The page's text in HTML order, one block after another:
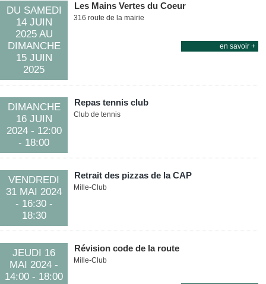
Les Mains Vertes du Coeur
DU SAMEDI
14 JUIN
2025 AU
DIMANCHE
15 JUIN
2025
316 route de la mairie
en savoir +
Repas tennis club
DIMANCHE
16 JUIN
2024- 12:00
- 18:00
Club de tennis
Retrait des pizzas de la CAP
VENDREDI
31 MAI 2024
- 16:30 -
18:30
Mille-Club
Révision code de la route
JEUDI 16
MAI 2024 -
14:00 - 18:00
Mille-Club